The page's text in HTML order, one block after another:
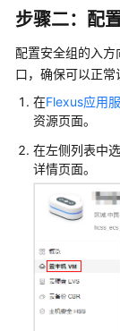
Ghost
建
个
人
博
使
用
内
容
管
步骤二：配
配置安全组的入
口，确保可以正常
在Flexus应用
资源页面。
在左侧列表中
详情页面。